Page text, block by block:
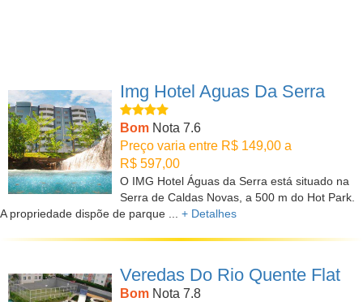
Img Hotel Aguas Da Serra
Bom Nota 7.6
Preço varia entre R$ 149,00 a
R$ 597,00
O IMG Hotel Águas da Serra está situado na
Serra de Caldas Novas, a 500 m do Hot Park.
A propriedade dispõe de parque ... + Detalhes
Veredas Do Rio Quente Flat
Bom Nota 7.8